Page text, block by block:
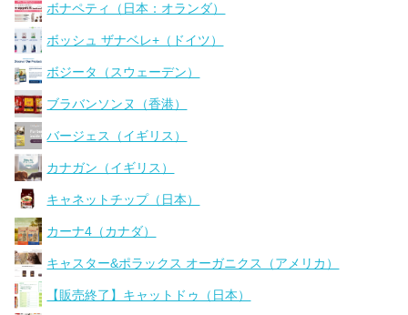
ボナペティ（日本：オランダ）
ボッシュ ザナベレ+（ドイツ）
ボジータ（スウェーデン）
ブラバンソンヌ（香港）
バージェス（イギリス）
カナガン（イギリス）
キャネットチップ（日本）
カーナ4（カナダ）
キャスター&ポラックス オーガニクス（アメリカ）
【販売終了】キャットドゥ（日本）